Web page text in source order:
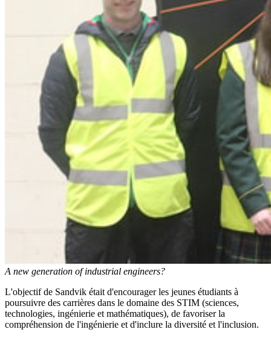
A new generation of industrial engineers?
L'objectif de Sandvik était d'encourager les jeunes étudiants à
poursuivre des carrières dans le domaine des STIM (sciences,
technologies, ingénierie et mathématiques), de favoriser la
compréhension de l'ingénierie et d'inclure la diversité et l'inclusion.